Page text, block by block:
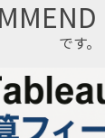
です。